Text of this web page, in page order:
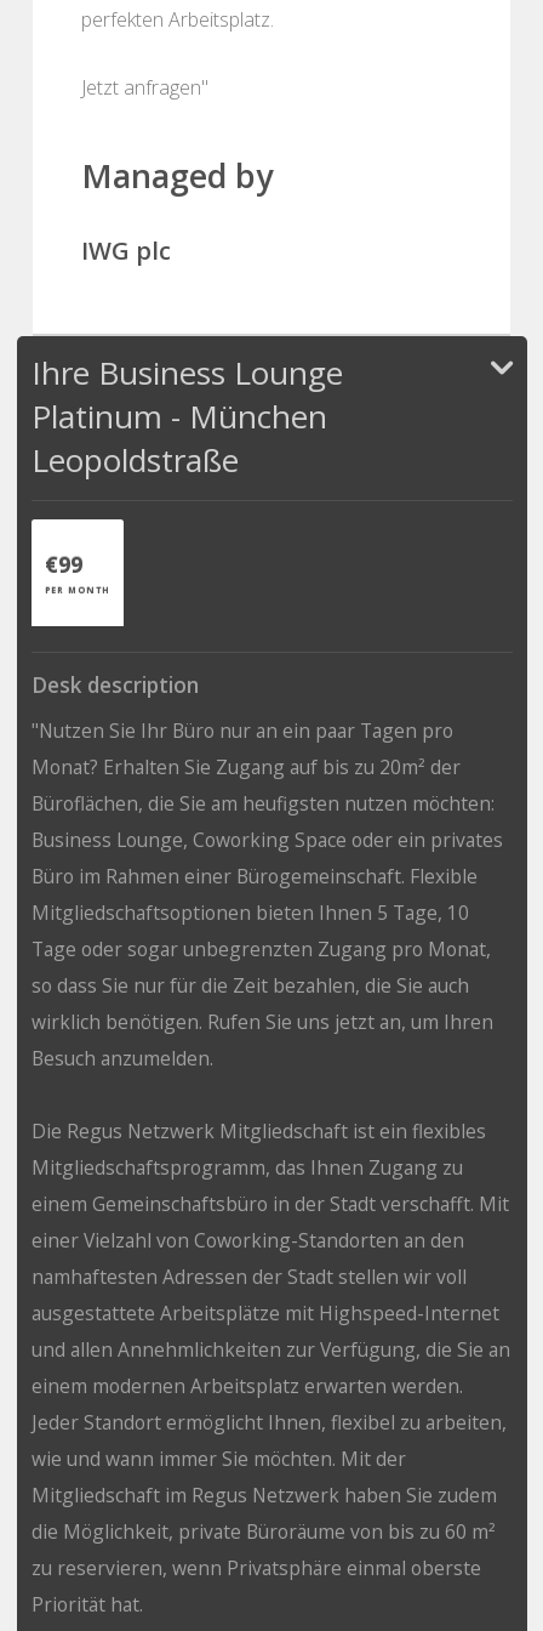
perfekten Arbeitsplatz.
Jetzt anfragen"
Managed by
IWG plc
Ihre Business Lounge
Platinum - München
Leopoldstraße
€99
PER MONTH
Desk description
"Nutzen Sie Ihr Büro nur an ein paar Tagen pro
Monat? Erhalten Sie Zugang auf bis zu 20m² der
Büroflächen, die Sie am heufigsten nutzen möchten:
Business Lounge, Coworking Space oder ein privates
Büro im Rahmen einer Bürogemeinschaft. Flexible
Mitgliedschaftsoptionen bieten Ihnen 5 Tage, 10
Tage oder sogar unbegrenzten Zugang pro Monat,
so dass Sie nur für die Zeit bezahlen, die Sie auch
wirklich benötigen. Rufen Sie uns jetzt an, um Ihren
Besuch anzumelden.
Die Regus Netzwerk Mitgliedschaft ist ein flexibles
Mitgliedschaftsprogramm, das Ihnen Zugang zu
einem Gemeinschaftsbüro in der Stadt verschafft. Mit
einer Vielzahl von Coworking-Standorten an den
namhaftesten Adressen der Stadt stellen wir voll
ausgestattete Arbeitsplätze mit Highspeed-Internet
und allen Annehmlichkeiten zur Verfügung, die Sie an
einem modernen Arbeitsplatz erwarten werden.
Jeder Standort ermöglicht Ihnen, flexibel zu arbeiten,
wie und wann immer Sie möchten. Mit der
Mitgliedschaft im Regus Netzwerk haben Sie zudem
die Möglichkeit, private Büroräume von bis zu 60 m²
zu reservieren, wenn Privatsphäre einmal oberste
Priorität hat.